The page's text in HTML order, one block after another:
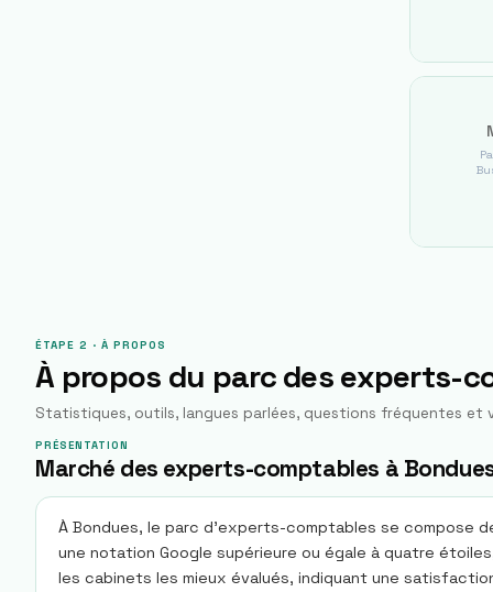
ÉTAPE 2 · À PROPOS
À propos du parc des experts-
Statistiques, outils, langues parlées, questions fréquentes et
PRÉSENTATION
Marché des experts-comptables à
À Bondues, le parc d'experts-comptables se compose
une notation Google supérieure ou égale à quatre
les cabinets les mieux évalués, indiquant une